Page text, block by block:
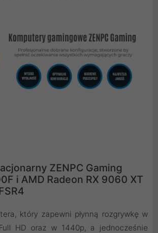
ZENPC Gaming
i AMD Radeon RX 9060 XT
który zapewni płynną rozgrywkę w
HD oraz w 1440p, a jednocześnie